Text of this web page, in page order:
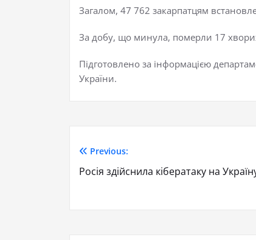
Загалом, 47 762 закарпатцям
За добу, що минула, померли 17 хворих
Підготовлено за інформацією
України.
Previous:
Росія здійснила кібератаку на